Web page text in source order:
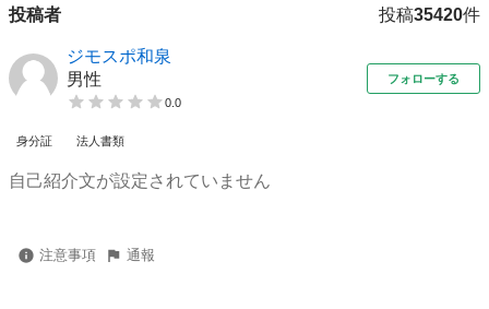
投稿者 投稿35420件
ジモスポ和泉
男性
0.0
フォローする
身分証 法人書類
自己紹介文が設定されていません
注意事項 通報